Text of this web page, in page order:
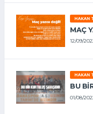
HAKAN
MAÇ
12/09/
HAKAN
BU
01/08/